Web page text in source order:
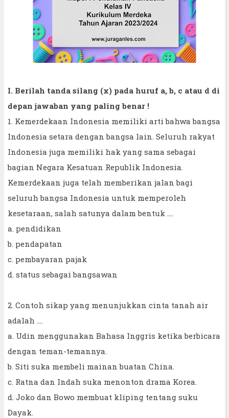
I. Berilah tanda silang (x) pada huruf a, b, c atau d di
depan jawaban yang paling benar !
1. Kemerdekaan Indonesia memiliki arti bahwa bangsa
Indonesia setara dengan bangsa lain. Seluruh rakyat
Indonesia juga memiliki hak yang sama sebagai
bagian Negara Kesatuan Republik Indonesia.
Kemerdekaan juga telah memberikan jalan bagi
seluruh bangsa Indonesia untuk memperoleh
kesetaraan, salah satunya dalam bentuk ....
a. pendidikan
b. pendapatan
c. pembayaran pajak
d. status sebagai bangsawan
2. Contoh sikap yang menunjukkan cinta tanah air
adalah ….
a. Udin menggunakan Bahasa Inggris ketika berbicara
dengan teman-temannya.
b. Siti suka membeli mainan buatan China.
c. Ratna dan Indah suka menonton drama Korea.
d. Joko dan Bowo membuat kliping tentang suku
Dayak.